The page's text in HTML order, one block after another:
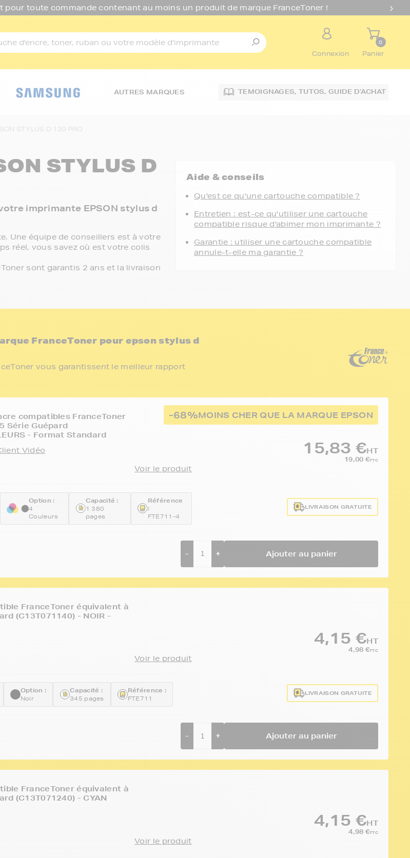
pour toute commande contenant au moins un produit de marque FranceToner !
Connexion
0
Panier
AUTRES MARQUES TEMOIGNAGES, TUTOS,GUIDE D'ACHAT
STYLUS D 120 PRO
STYLUS D
imprimante EPSON stylus d
Une équipe de conseillers est à votre
réel, vous savez où est votre colis
sont garantis 2 ans et la livraison
Aide & conseils
Qu'est ce qu'une cartouche compatible ?
Entretien : est-ce qu'utiliser une cartouche
compatible risque d'abimer mon imprimante ?
Garantie : utiliser une cartouche compatible
annule-t-elle ma garantie ?
FranceToner pour epson stylus d
vous garantissent le meilleur rapport
-68%MOINS CHER QUE LA MARQUE EPSON
compatibles FranceToner
Série Guépard
- Format Standard
Vidéo
Voir le produit
Option :
4
Couleurs
Capacité :
1 380
pages
Référence
:
FTE711-4
15,83 €HT
19,00 €TTC
LIVRAISON GRATUITE
- + Ajouter au panier
FranceToner équivalent à
(C13T071140) - NOIR -
Voir le produit
Option :
Noir
Capacité :
345 pages
Référence :
FTE711
4,15 €HT
4,98 €TTC
LIVRAISON GRATUITE
- + Ajouter au panier
FranceToner équivalent à
(C13T071240) - CYAN
Voir le produit
4,15 €HT
4,98 €TTC